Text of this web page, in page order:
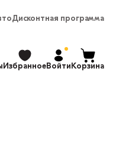
Дисконтная программа
ИзбранноеВойтиКорзина